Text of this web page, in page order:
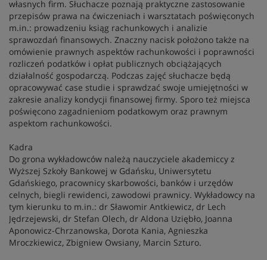
własnych firm. Słuchacze poznają praktyczne zastosowanie
przepisów prawa na ćwiczeniach i warsztatach poświęconych
m.in.: prowadzeniu ksiąg rachunkowych i analizie
sprawozdań finansowych. Znaczny nacisk położono także na
omówienie prawnych aspektów rachunkowości i poprawności
rozliczeń podatków i opłat publicznych obciążających
działalność gospodarczą. Podczas zajęć słuchacze będą
opracowywać case studie i sprawdzać swoje umiejętności w
zakresie analizy kondycji finansowej firmy. Sporo też miejsca
poświęcono zagadnieniom podatkowym oraz prawnym
aspektom rachunkowości.
Kadra
Do grona wykładowców należą nauczyciele akademiccy z
Wyższej Szkoły Bankowej w Gdańsku, Uniwersytetu
Gdańskiego, pracownicy skarbowości, banków i urzędów
celnych, biegli rewidenci, zawodowi prawnicy. Wykładowcy na
tym kierunku to m.in.: dr Sławomir Antkiewicz, dr Lech
Jędrzejewski, dr Stefan Olech, dr Aldona Uziębło, Joanna
Aponowicz-Chrzanowska, Dorota Kania, Agnieszka
Mroczkiewicz, Zbigniew Owsiany, Marcin Szturo.